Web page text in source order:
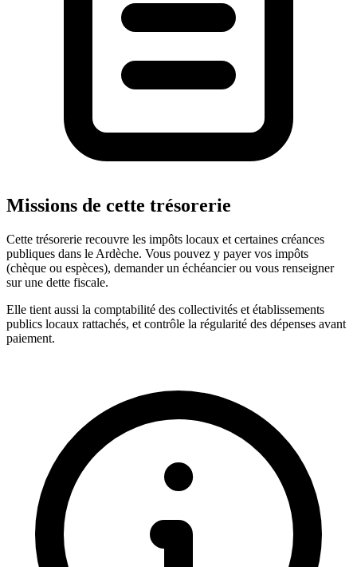
Missions de cette trésorerie
Cette trésorerie recouvre les impôts locaux et certaines créances
publiques dans le Ardèche. Vous pouvez y payer vos impôts
(chèque ou espèces), demander un échéancier ou vous renseigner
sur une dette fiscale.
Elle tient aussi la comptabilité des collectivités et établissements
publics locaux rattachés, et contrôle la régularité des dépenses avant
paiement.